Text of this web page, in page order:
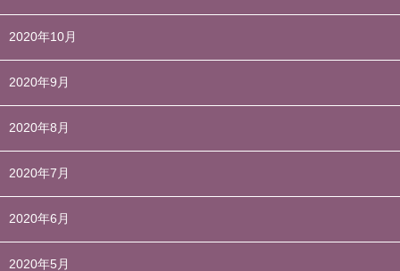
2020年10月
2020年9月
2020年8月
2020年7月
2020年6月
2020年5月